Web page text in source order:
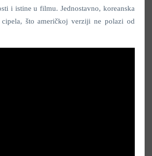
i istine u filmu. Jednostavno, koreanska
što američkoj verziji ne polazi od